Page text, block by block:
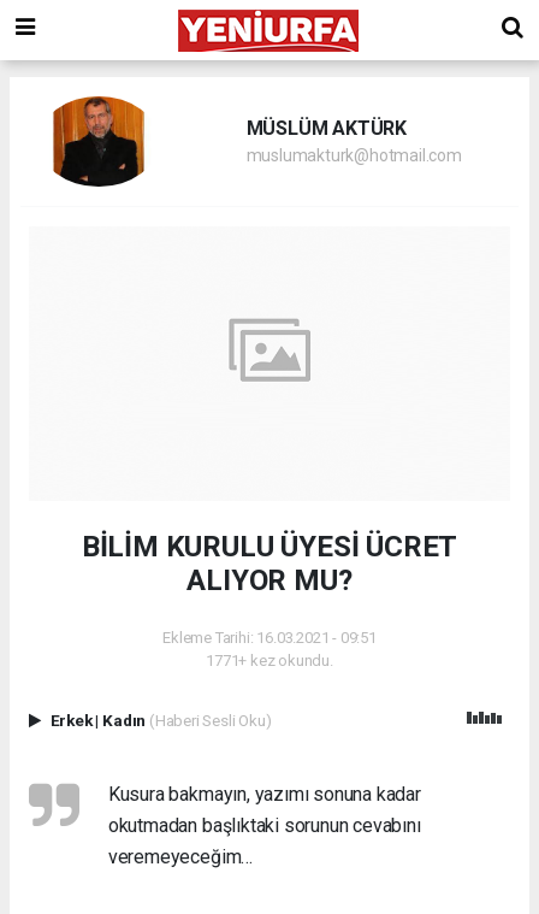
MÜSLÜM AKTÜRK
muslumakturk@hotmail.com
BİLİM KURULU ÜYESİ ÜCRET
ALIYOR MU?
Ekleme Tarihi: 16.03.2021 - 09:51
1771+ kez okundu.
Erkek| Kadın (Haberi Sesli Oku)
Kusura bakmayın, yazımı sonuna kadar
okutmadan başlıktaki sorunun cevabını
veremeyeceğim…